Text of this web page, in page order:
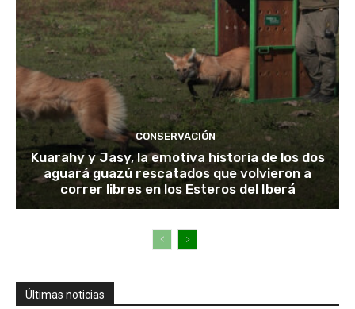
CONSERVACIÓN
Kuarahy y Jasy, la emotiva historia de los dos
aguará guazú rescatados que volvieron a
correr libres en los Esteros del Iberá
Últimas noticias